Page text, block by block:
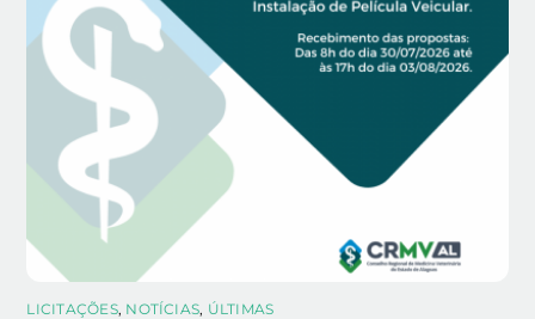
LICITAÇÕES, NOTÍCIAS, ÚLTIMAS